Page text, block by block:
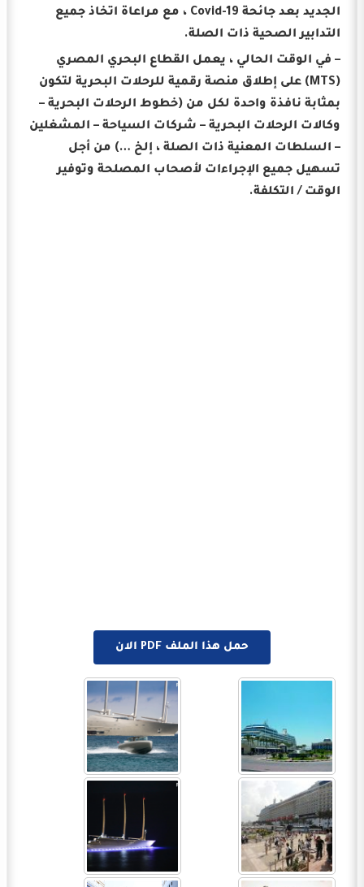
الجديد بعد جائحة Covid-19 ، مع مراعاة اتخاذ جميع
التدابير الصحية ذات الصلة.
– في الوقت الحالي ، يعمل القطاع البحري المصري
(MTS) على إطلاق منصة رقمية للرحلات البحرية لتكون
بمثابة نافذة واحدة لكل من (خطوط الرحلات البحرية –
وكالات الرحلات البحرية – شركات السياحة – المشغلين
– السلطات المعنية ذات الصلة ، إلخ …) من أجل
تسهيل جميع الإجراءات لأصحاب المصلحة وتوفير
الوقت / التكلفة.
حمل هذا الملف PDF الان